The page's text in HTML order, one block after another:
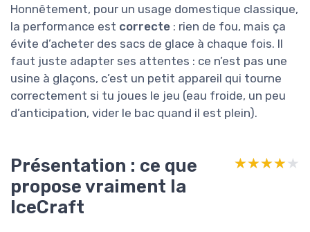
Honnêtement, pour un usage domestique classique,
la performance est correcte : rien de fou, mais ça
évite d’acheter des sacs de glace à chaque fois. Il
faut juste adapter ses attentes : ce n’est pas une
usine à glaçons, c’est un petit appareil qui tourne
correctement si tu joues le jeu (eau froide, un peu
d’anticipation, vider le bac quand il est plein).
Présentation : ce que
propose vraiment la
IceCraft
★★★★★
★★★★★